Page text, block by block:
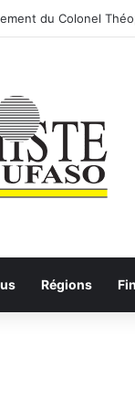
dans la phase finale
Régions